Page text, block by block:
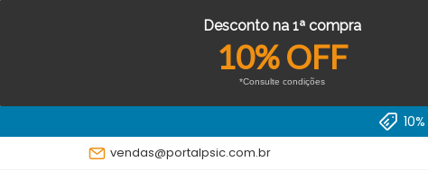
Desconto na 1ª compra
10% OFF
*Consulte condições
vendas@portalpsic.com.br